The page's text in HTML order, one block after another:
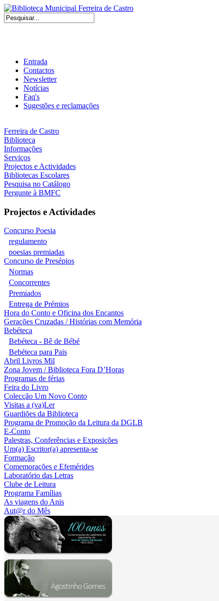
Entrada
Contactos
Newsletter
Notícias
Faq's
Sugestões e reclamações
Ferreira de Castro
Biblioteca
Informações
Serviços
Projectos e Actividades
Bibliotecas Escolares
Pesquisa no Catálogo
Pergunte à BMFC
Projectos e Actividades
Concurso Poesia
regulamento
poesias premiadas
Concurso de Presépios
Normas
Concorrentes
Premiados
Entrega de Prémios
Hora do Conto e Oficina dos Encantos
Gerações Cruzadas / Histórias com Memória
Bebéteca
Bebéteca - Bê de Bébé
Bebéteca para Pais
Abril Livros Mil
Zona Jovem / Biblioteca Fora D’Horas
Programas de férias
Feira do Livro
Colecção Um Novo Conto
Visitas a (va)Ler
Guardiões da Biblioteca
Programa de Promoção da Leitura da DGLB
E-Conto
Palestras, Conferências e Exposições
Um(a) Escritor(a) apresenta-se
Formação
Comemorações e Efemérides
Laboratório das Letras
Clube de Leitura
Programa Famílias
As viagens do Anis
Aut@r do Mês